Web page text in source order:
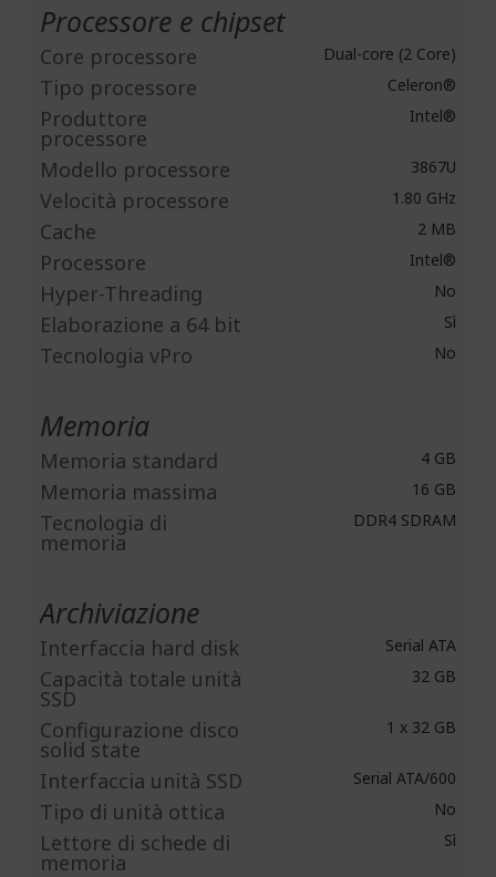
Processore e chipset
Core processore Dual-core (2 Core)
Tipo processore Celeron®
Produttore
processore
Intel®
Modello processore 3867U
Velocità processore 1.80 GHz
Cache 2 MB
Processore Intel®
Hyper-Threading No
Elaborazione a 64 bit Sì
Tecnologia vPro No
Memoria
Memoria standard 4 GB
Memoria massima 16 GB
Tecnologia di
memoria
DDR4 SDRAM
Archiviazione
Interfaccia hard disk Serial ATA
Capacità totale unità
SSD
32 GB
Configurazione disco
solid state
1 x 32 GB
Interfaccia unità SSD Serial ATA/600
Tipo di unità ottica No
Lettore di schede di
memoria
Sì